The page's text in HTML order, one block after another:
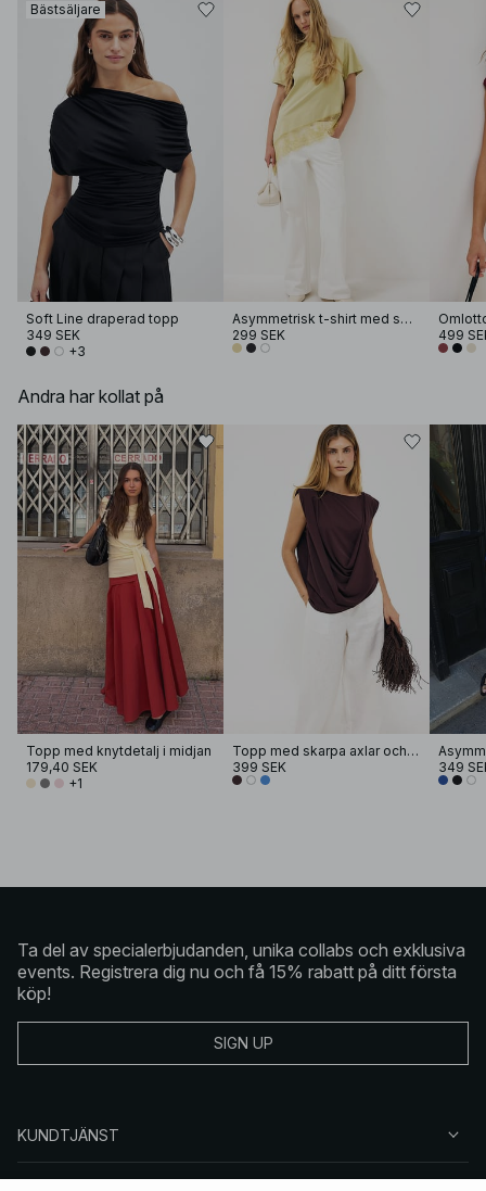
Bästsäljare
Soft Line draperad topp
349 SEK
+3
Asymmetrisk t-shirt med spets
299 SEK
499
Andra har kollat på
Topp med knytdetalj i midjan
179,40 SEK
+1
Topp med skarpa axlar och drapering
399 SEK
349
Ta del av specialerbjudanden, unika collabs och exklusiva
events. Registrera dig nu och få 15% rabatt på ditt första
köp!
SIGN UP
KUNDTJÄNST